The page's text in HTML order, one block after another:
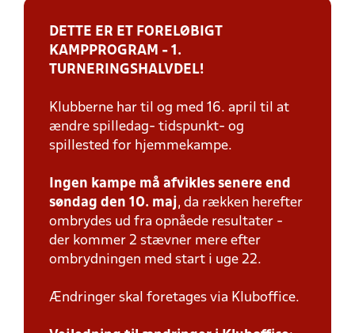
DETTE ER ET FORELØBIGT
KAMPPROGRAM - 1.
TURNERINGSHALVDEL!
Klubberne har til og med 16. april til at
ændre spilledag- tidspunkt- og
spillested for hjemmekampe.
Ingen kampe må afvikles senere end
søndag den 10. maj, da rækken herefter
ombrydes ud fra opnåede resultater -
der kommer 2 stævner mere efter
ombrydningen med start i uge 22.
Ændringer skal foretages via Kluboffice.